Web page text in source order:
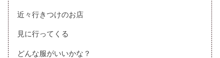
近々行きつけのお店
見に行ってくる
どんな服がいいかな？